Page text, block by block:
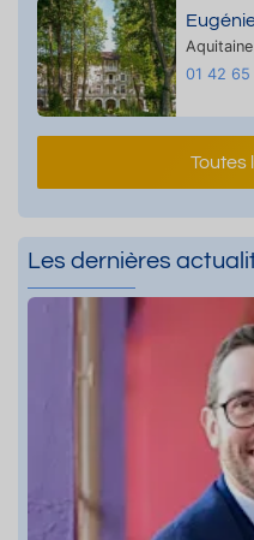
Aquitaine
01 42
Toutes
Les dernières